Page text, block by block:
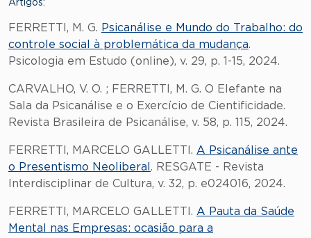
Artigos:
FERRETTI, M. G. Psicanálise e Mundo do Trabalho: do
controle social à problemática da mudança.
Psicologia em Estudo (online), v. 29, p. 1-15, 2024.
CARVALHO, V. O. ; FERRETTI, M. G. O Elefante na
Sala da Psicanálise e o Exercício de Cientificidade.
Revista Brasileira de Psicanálise, v. 58, p. 115, 2024.
FERRETTI, MARCELO GALLETTI. A Psicanálise ante
o Presentismo Neoliberal . RESGATE - Revista
Interdisciplinar de Cultura, v. 32, p. e024016, 2024.
FERRETTI, MARCELO GALLETTI. A Pauta da Saúde
Mental nas Empresas: ocasião para a